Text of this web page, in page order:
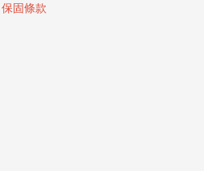
保固條款